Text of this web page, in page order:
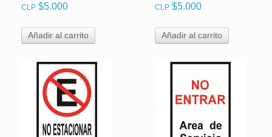
CLP $5.000
Añadir al carrito
CLP $5.000
Añadir al carrito